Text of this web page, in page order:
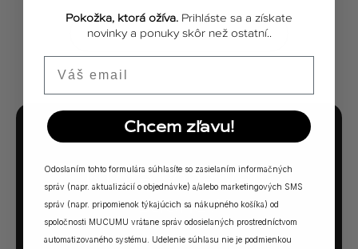
ZOBRAZIŤ VŠETKY PRÍBEHY
Ktorá vôňa Vám
sadne?
5 otázok. Jedna odpoveď. Vaša ideálna MUCUMU
Pokožka, ktorá ožíva. Prihláste sa a získate
novinky a ponuky skôr než ostatní..
Chcem zľavu!
Odoslaním tohto formulára súhlasíte so zasielaním informačných
správ (napr. aktualizácií o objednávke) a/alebo marketingových SMS
správ (napr. pripomienok týkajúcich sa nákupného košíka) od
spoločnosti MUCUMU vrátane správ odosielaných prostredníctvom
automatizovaného systému. Udelenie súhlasu nie je podmienkou